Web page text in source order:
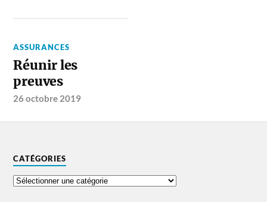
ASSURANCES
Réunir les
preuves
26 octobre 2019
CATÉGORIES